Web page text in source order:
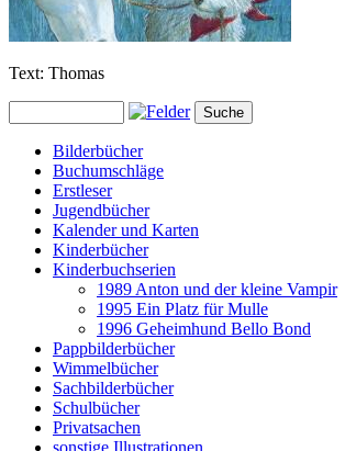
Text: Thomas
Bilderbücher
Buchumschläge
Erstleser
Jugendbücher
Kalender und Karten
Kinderbücher
Kinderbuchserien
1989 Anton und der kleine Vampir
1995 Ein Platz für Mulle
1996 Geheimhund Bello Bond
Pappbilderbücher
Wimmelbücher
Sachbilderbücher
Schulbücher
Privatsachen
sonstige Illustrationen